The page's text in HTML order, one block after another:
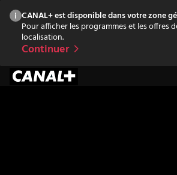
CANAL+ est disponible dans votre zone
Pour afficher les programmes et les offres
localisation.
Continuer